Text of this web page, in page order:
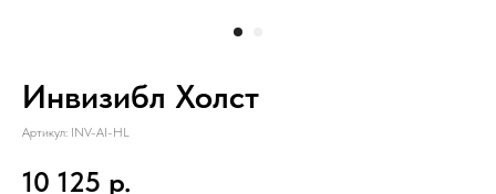
Инвизибл Холст
Артикул: INV-AI-HL
10 125 р.